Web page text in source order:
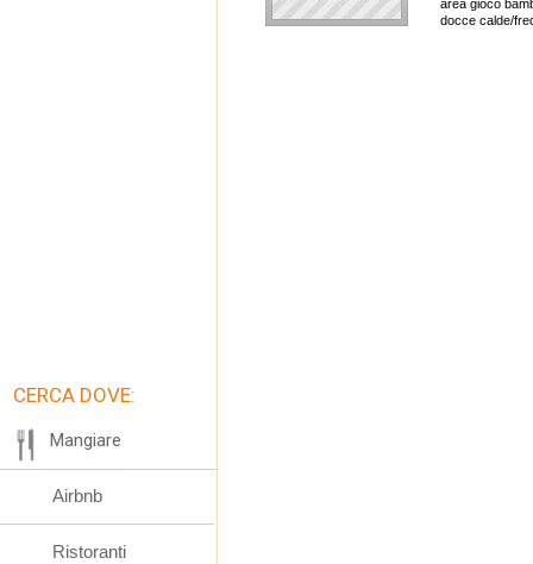
area gioco
docce calde/
CERCA DOVE:
Mangiare
Airbnb
Ristoranti